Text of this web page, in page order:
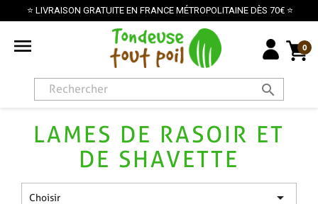
⭐ LIVRAISON GRATUITE EN FRANCE MÉTROPOLITAINE DÈS 70€ ⭐
 0
search
LAMES DE RASOIR ET
DE SHAVETTE
Choisir 